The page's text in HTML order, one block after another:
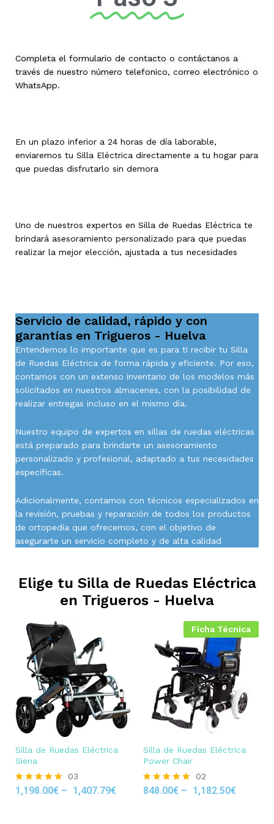
Completa el formulario de contacto o contáctanos a
través de nuestro número telefonico, correo electrónico o
WhatsApp.
En un plazo inferior a 24 horas de día laborable,
enviaremos tu Silla Eléctrica directamente a tu hogar para
que puedas disfrutarlo sin demora
Uno de nuestros expertos en Silla de Ruedas Eléctrica te
brindará asesoramiento personalizado para que puedas
realizar la mejor elección, ajustada a tus necesidades
Servicio de calidad, rápido y con
garantías en Trigueros - Huelva
Entendemos lo importante que es para ti recibir tu Silla
de Ruedas Eléctrica de forma rápida y eficiente. Por eso,
contamos con un extenso inventario de los modelos más
solicitados en nuestros almacenes, con la posibilidad de
realizar entregas incluso en el mismo día.
Nuestro equipo de expertos en sillas de ruedas eléctricas
está preparado para brindarte un asesoramiento
personalizado y profesional, adaptado a tus necesidades
específicas.
Adicionalmente, contamos con técnicos especializados en
la revisión, pruebas y reparación de todos los productos
de ortopedia que ofrecemos, con el objetivo de
asegurarte un servicio completo y de alta calidad
Elige tu Silla de Ruedas Eléctrica
en Trigueros - Huelva
Silla de Ruedas Eléctrica
Siena
Rated
03
1,198.00€ – 1,407.79€
Ficha Técnica
Silla de Ruedas Eléctrica
Power Chair
Rated
02
848.00€ – 1,182.50€